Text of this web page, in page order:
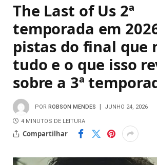
The Last of Us 2ª
temporada em
pistas do final que
tudo e o que isso
sobre a 3ª
POR ROBSON MENDES JUNHO 24, 2026
4 MINUTOS DE LEITURA
Compartilhar